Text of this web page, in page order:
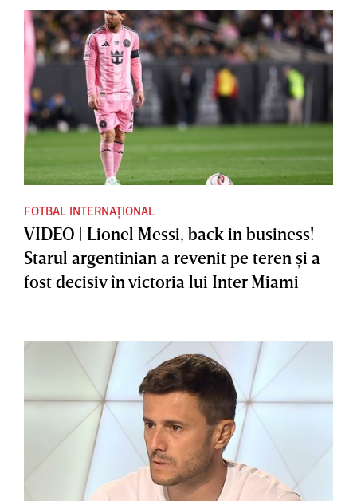
FOTBAL INTERNAȚIONAL
VIDEO | Lionel Messi, back in business!
Starul argentinian a revenit pe teren şi a
fost decisiv în victoria lui Inter Miami